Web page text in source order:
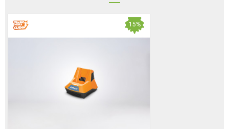
Poruka
Anti-spam zaštita - izračunajte koliko je 4 + 1 :
15%